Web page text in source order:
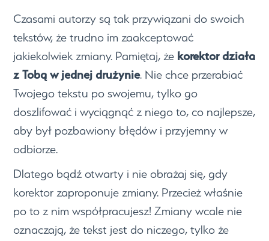
Czasami autorzy są tak przywiązani do swoich
tekstów, że trudno im zaakceptować
jakiekolwiek zmiany. Pamiętaj, że korektor działa
z Tobą w jednej drużynie. Nie chce przerabiać
Twojego tekstu po swojemu, tylko go
doszlifować i wyciągnąć z niego to, co najlepsze,
aby był pozbawiony błędów i przyjemny w
odbiorze.
Dlatego bądź otwarty i nie obrażaj się, gdy
korektor zaproponuje zmiany. Przecież właśnie
po to z nim współpracujesz! Zmiany wcale nie
oznaczają, że tekst jest do niczego, tylko że